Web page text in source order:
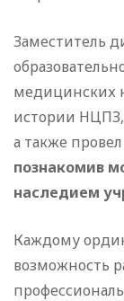
Заместитель
медицинских
истории НЦПЗ,
а также
познакомив
наследием
Каждому
возможность